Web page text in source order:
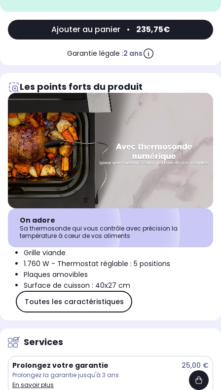
Ajouter au panier • 235,75€
Garantie légale :2 ans
Les points forts du produit
On adore
Sa thermosonde qui vous contrôle avec précision la
température à cœur de vos aliments
Grille viande
1.760 W - Thermostat réglable : 5 positions
Plaques amovibles
Surface de cuisson : 40x27 cm
Toutes les caractéristiques
Services
Prolongez votre garantie 25,00 €
Prolongez la garantie jusqu'à 3 ans
En savoir plus